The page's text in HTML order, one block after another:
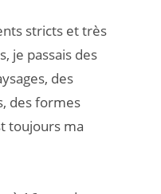
stricts et très
je passais des
des
des formes
toujours ma